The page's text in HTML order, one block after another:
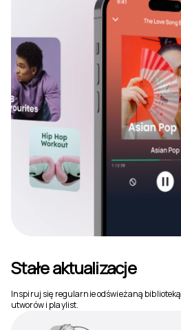
Stałe aktualizacje
Inspiruj się regularnie odświeżaną biblioteką
utworów i playlist.